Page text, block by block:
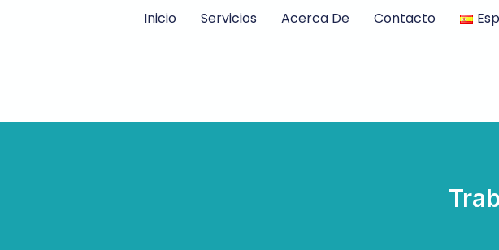
Inicio Servicios Acerca De Contacto